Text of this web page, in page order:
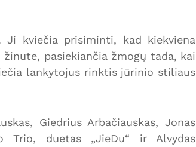
kviečia prisiminti, kad kiekviena
pasiekiančia žmogų tada, kai
lankytojus rinktis jūrinio stiliaus
Giedrius Arbačiauskas, Jonas
Trio, duetas „JieDu“ ir Alvydas